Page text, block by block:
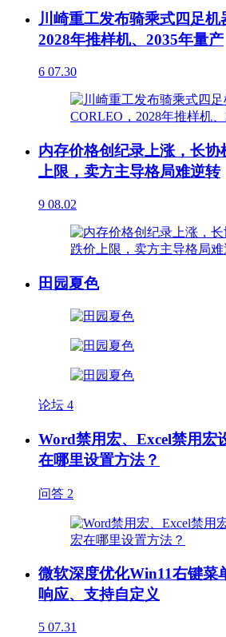
川崎重工发布骑乘式四足机
2028年推样机、2035年量产
6 07.30
内存价格创纪录上涨，长
上限，卖方主导格局难逆转
9 08.02
田园夏色
论坛 4
Word禁用宏、Excel禁用宏
在哪里设置方法？
问答 2
微软深度优化Win11右键菜
响应、支持自定义
5 07.31